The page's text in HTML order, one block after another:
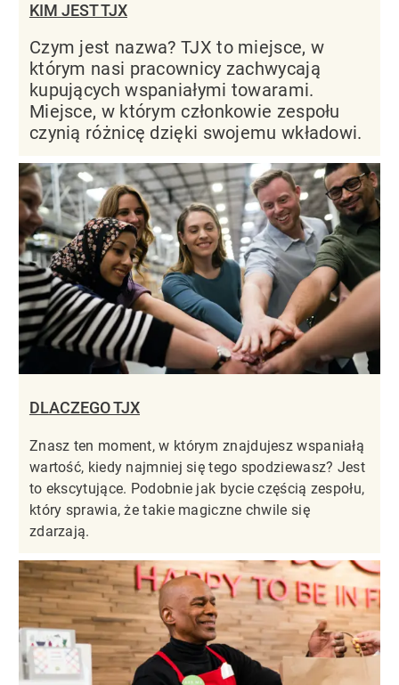
KIM JEST TJX
Czym jest nazwa? TJX to miejsce, w
którym nasi pracownicy zachwycają
kupujących wspaniałymi towarami.
Miejsce, w którym członkowie zespołu
czynią różnicę dzięki swojemu wkładowi.
DLACZEGO TJX
Znasz ten moment, w którym znajdujesz wspaniałą
wartość, kiedy najmniej się tego spodziewasz? Jest
to ekscytujące. Podobnie jak bycie częścią zespołu,
który sprawia, że takie magiczne chwile się
zdarzają.